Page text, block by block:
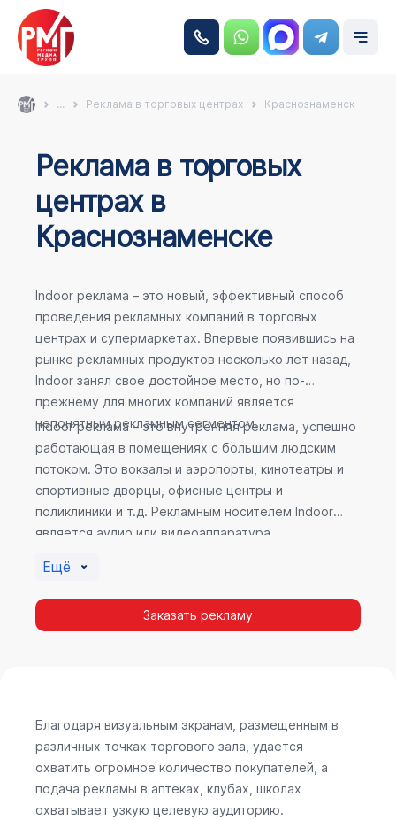
... Реклама в торговых центрах Краснознаменск
Реклама в торговых
центрах в
Краснознаменске
Indoor реклама – это новый, эффективный способ
проведения рекламных компаний в торговых
центрах и супермаркетах. Впервые появившись на
рынке рекламных продуктов несколько лет назад,
Indoor занял свое достойное место, но по-
прежнему для многих компаний является
непонятным рекламным сегментом.
Indoor реклама – это внутренняя реклама, успешно
работающая в помещениях с большим людским
потоком. Это вокзалы и аэропорты, кинотеатры и
спортивные дворцы, офисные центры и
поликлиники и т.д. Рекламным носителем Indoor
является аудио или видеоаппаратура,
эффективность приносит такой вид рекламы в
местах продаж, поскольку воздействие на
покупателя в момент выбора товара наиболее
Indoor рекламы.
Ещё
Заказать рекламу
Благодаря визуальным экранам, размещенным в
различных точках торгового зала, удается
охватить огромное количество покупателей, а
подача рекламы в аптеках, клубах, школах
охватывает узкую целевую аудиторию.